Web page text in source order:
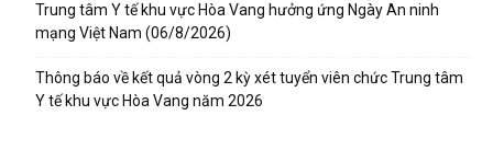
Trung tâm Y tế khu vực Hòa Vang hưởng ứng Ngày An ninh
mạng Việt Nam (06/8/2026)
Thông báo về kết quả vòng 2 kỳ xét tuyển viên chức Trung tâm
Y tế khu vực Hòa Vang năm 2026